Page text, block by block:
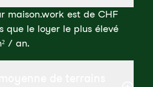
maison.work est de CHF
que le loyer le plus élevé
/ an.